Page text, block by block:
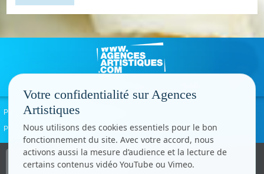
Politique de confidentialité
Paramètres cookies
Copyright © CC.Comunication
Tous droits réservés
Votre confidentialité sur Agences
Artistiques
Nous utilisons des cookies essentiels pour le bon
fonctionnement du site. Avec votre accord, nous
activons aussi la mesure d’audience et la lecture de
certains contenus vidéo YouTube ou Vimeo.